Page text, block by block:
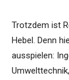
Trotzdem ist
Hebel. Denn
ausspielen: